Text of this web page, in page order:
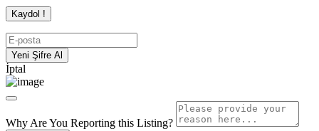
İptal
Why Are You Reporting this Listing?